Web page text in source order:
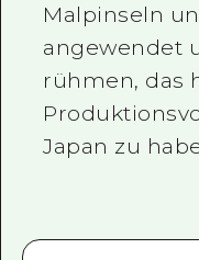
Malpinseln
angewendet
rühmen, das
Japan zu